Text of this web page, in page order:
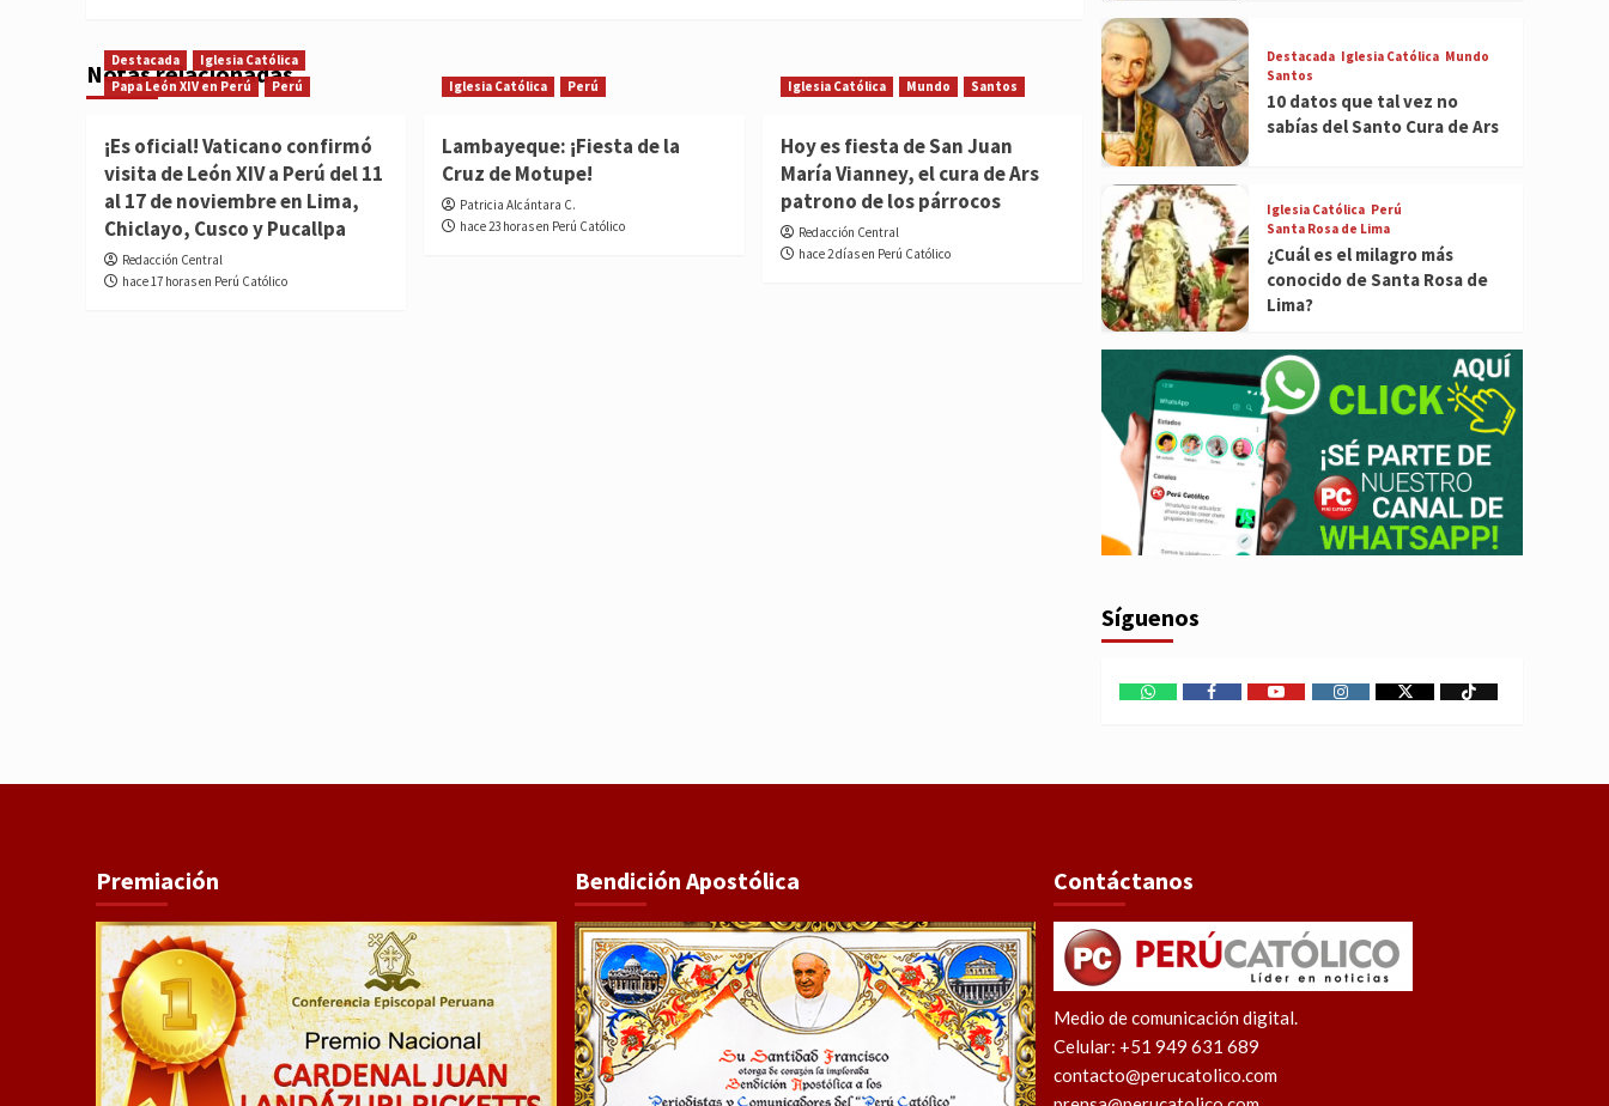
Notas relacionadas
Destacada
Iglesia Católica
Papa León XIV en Perú
Perú
¡Es oficial! Vaticano confirmó
visita de León XIV a Perú del 11
al 17 de noviembre en Lima,
Chiclayo, Cusco y Pucallpa
Redacción Central
hace 17 horas en Perú Católico
Iglesia Católica Perú
Lambayeque: ¡Fiesta de la
Cruz de Motupe!
Patricia Alcántara C.
hace 23 horas en Perú Católico
Iglesia Católica Mundo Santos
Hoy es fiesta de San Juan
María Vianney, el cura de Ars
patrono de los párrocos
Redacción Central
hace 2 días en Perú Católico
Destacada Iglesia Católica Mundo
Santos
10 datos que tal vez no
sabías del Santo Cura de Ars
Iglesia Católica Perú
Santa Rosa de Lima
¿Cuál es el milagro más
conocido de Santa Rosa de
Lima?
Síguenos
WhatsAppFacebookYoutubeInstagram
X TikTok
Premiación Bendición Apostólica Contáctanos
Medio de comunicación digital.
Celular: +51 949 631 689
contacto@perucatolico.com